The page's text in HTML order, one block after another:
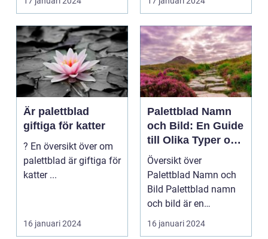
Är palettblad
giftiga för katter
? En översikt över om
palettblad är giftiga för
katter ...
16 januari 2024
Palettblad Namn
och Bild: En Guide
till Olika Typer och
Egenskaper
Översikt över
Palettblad Namn och
Bild Palettblad namn
och bild är en
fascinerande
universum av oli...
16 januari 2024